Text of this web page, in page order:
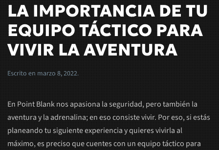
LA IMPORTANCIA DE TU
EQUIPO TÁCTICO PARA
VIVIR LA AVENTURA
Escrito en marzo 8, 2022.
En Point Blank nos apasiona la seguridad, pero también la
aventura y la adrenalina; en eso consiste vivir. Por eso, si estás
planeando tu siguiente experiencia y quieres vivirla al
máximo, es preciso que cuentes con un equipo táctico para